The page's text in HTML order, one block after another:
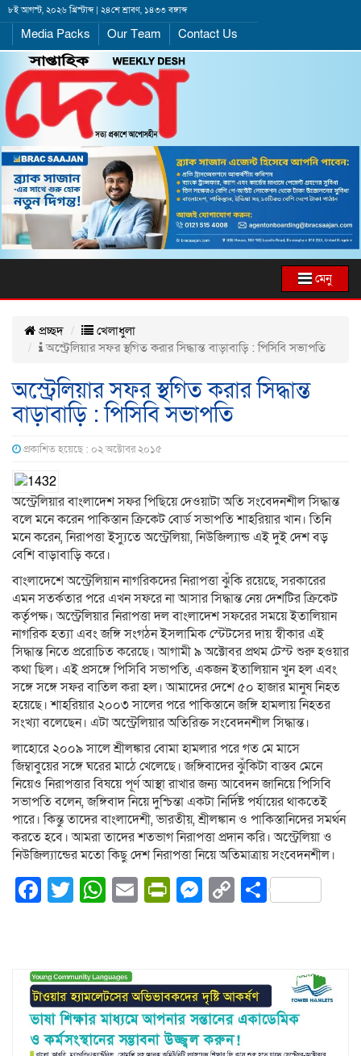
৮ই আগস্ট, ২০২৬ খ্রিস্টাব্দ | ২৪শে শ্রাবণ, ১৪৩৩ বঙ্গাব্দ
Media Packs Our Team Contact Us
মেনু
প্রচ্ছদ
খেলাধুলা
অস্ট্রেলিয়ার সফর স্থগিত করার সিদ্ধান্ত বাড়াবাড়ি : পিসিবি সভাপতি
অস্ট্রেলিয়ার সফর স্থগিত করার সিদ্ধান্ত
বাড়াবাড়ি : পিসিবি সভাপতি
প্রকাশিত হয়েছে : ০২ অক্টোবর ২০১৫
অস্ট্রেলিয়ার বাংলাদেশ সফর পিছিয়ে দেওয়াটা অতি সংবেদনশীল সিদ্ধান্ত
বলে মনে করেন পাকিস্তান ক্রিকেট বোর্ড সভাপতি শাহরিয়ার খান। তিনি
মনে করেন, নিরাপত্তা ইস্যুতে অস্ট্রেলিয়া, নিউজিল্যান্ড এই দুই দেশ বড়
বেশি বাড়াবাড়ি করে।
বাংলাদেশে অস্ট্রেলিয়ান নাগরিকদের নিরাপত্তা ঝুঁকি রয়েছে, সরকারের
এমন সতর্কতার পরে এখন সফরে না আসার সিদ্ধান্ত নেয় দেশটির ক্রিকেট
কর্তৃপক্ষ। অস্ট্রেলিয়ার নিরাপত্তা দল বাংলাদেশ সফরের সময়ে ইতালিয়ান
নাগরিক হত্যা এবং জঙ্গি সংগঠন ইসলামিক স্টেটসের দায় স্বীকার এই
সিদ্ধান্ত নিতে প্ররোচিত করেছে। আগামী ৯ অক্টোবর প্রথম টেস্ট শুরু হওয়ার
কথা ছিল। এই প্রসঙ্গে পিসিবি সভাপতি, একজন ইতালিয়ান খুন হল এবং
সঙ্গে সঙ্গে সফর বাতিল করা হল। আমাদের দেশে ৫০ হাজার মানুষ নিহত
হয়েছে। শাহরিয়ার ২০০৩ সালের পরে পাকিস্তানে জঙ্গি হামলায় নিহতর
সংখ্যা বলেছেন। এটা অস্ট্রেলিয়ার অতিরিক্ত সংবেদনশীল সিদ্ধান্ত।
লাহোরে ২০০৯ সালে শ্রীলঙ্কার বোমা হামলার পরে গত মে মাসে
জিম্বাবুয়ের সঙ্গে ঘরের মাঠে খেলেছে। জঙ্গিবাদের ঝুঁকিটা বাস্তব মেনে
নিয়েও নিরাপত্তার বিষয়ে পূর্ণ আস্থা রাখার জন্য আবেদন জানিয়ে পিসিবি
সভাপতি বলেন, জঙ্গিবাদ নিয়ে দুশ্চিন্তা একটা নির্দিষ্ট পর্যায়ের থাকতেই
পারে। কিন্তু তাদের বাংলাদেশী, ভারতীয়, শ্রীলঙ্কান ও পাকিস্তানিদের সমর্থন
করতে হবে। আমরা তাদের শতভাগ নিরাপত্তা প্রদান করি। অস্ট্রেলিয়া ও
নিউজিল্যান্ডের মতো কিছু দেশ নিরাপত্তা নিয়ে অতিমাত্রায় সংবেদনশীল।
Facebook
Twitter
WhatsApp
EmailPrintFriendly
Messenger
CopyShare